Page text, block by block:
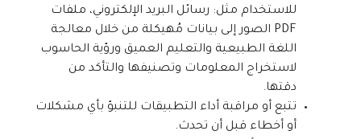
للاستخدام مثل: رسائل البريد الإلكتروني، ملفات
PDF الصور إلى بيانات مُهيكلة من خلال معالجة
اللغة الطبيعية والتعليم العميق ورؤية الحاسوب
لاستخراج المعلومات وتصنيفها والتأكد من
دقتها.
تتبع أو مراقبة أداء التطبيقات للتنبؤ بأي مشكلات
أو أخطاء قبل أن تحدث.